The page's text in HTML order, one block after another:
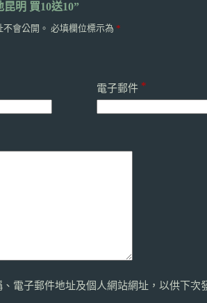
明 買10送10”
會公開。 必填欄位標示為 *
電子郵件 *
電子郵件地址及個人網站網址，以供下次